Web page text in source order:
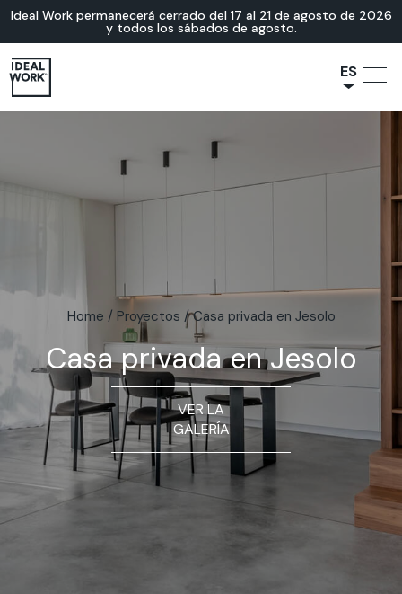
Ideal Work permanecerá cerrado del 17 al 21 de agosto de 2026
y todos los sábados de agosto.
ES
Home / Proyectos /Casa privada en Jesolo
Casa privada en Jesolo
VER LA
GALERÍA